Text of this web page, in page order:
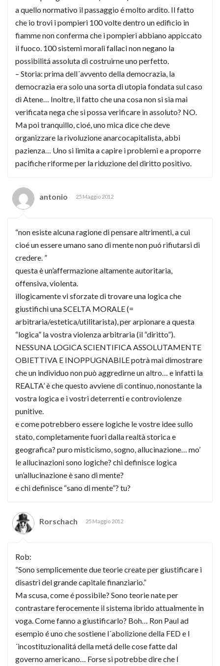
a quello normativo il passaggio é molto ardito. Il fatto
che io trovi i pompieri 100 volte dentro un edificio in
fiamme non conferma che i pompieri abbiano appiccato
il fuoco. 100 sistemi morali fallaci non negano la
possibilitá assoluta di costruirne uno perfetto.
– Storia: prima dell´avvento della democrazia, la
democrazia era solo una sorta di utopia fondata sul caso
di Atene… Inoltre, il fatto che una cosa non si sia mai
verificata nega che si possa verificare in assoluto? NO.
Ma poi tranquillo, cioé, uno mica dice che deve
organizzare la rivoluzione anarcocapitalista, abbi
pazienza… Uno si limita a capire i problemi e a proporre
pacifiche riforme per la riduzione del diritto positivo.
antonio 25 Maggio 2012
“non esiste alcuna ragione di pensare altrimenti, a cui
cioé un essere umano sano di mente non puó rifiutarsi di
credere. ”
questa è un’affermazione altamente autoritaria,
offensiva, violenta.
illogicamente vi sforzate di trovare una logica che
giustifichi una SCELTA MORALE (=
arbitraria/estetica/utilitarista), per arpionare a questa
“logica” la vostra violenza arbitraria (il “diritto”).
NESSUNA LOGICA SCIENTIFICA ASSOLUTAMENTE
OBIETTIVA E INOPPUGNABILE potrà mai dimostrare
che un individuo non può aggredirne un altro… e infatti la
REALTA’ è che questo avviene di continuo, nonostante la
vostra logica e i vostri deterrenti e controviolenze
punitive.
e come potrebbero essere logiche le vostre idee sullo
stato, completamente fuori dalla realtà storica e
geografica? puro misticismo, sogno, allucinazione… mo’
le allucinazioni sono logiche? chi definisce logica
un’allucinazione è sano di mente?
e chi definisce “sano di mente”? tu?
Rorschach 25 Maggio 2012
Rob:
“Sono semplicemente due teorie create per giustificare i
disastri del grande capitale finanziario.”
Ma scusa, come é possibile? Sono teorie nate per
contrastare ferocemente il sistema ibrido attualmente in
voga. Come fanno a giustificarlo? Boh… Ron Paul ad
esempio é uno che sostiene l´abolizione della FED e l
´incostituzionalitá della metá delle cose fatte dal
governo americano… Forse si potrebbe dire che l